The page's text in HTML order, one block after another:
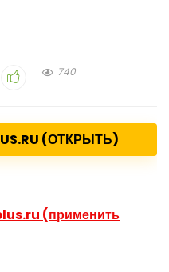
740
(ОТКРЫТЬ)
(применить